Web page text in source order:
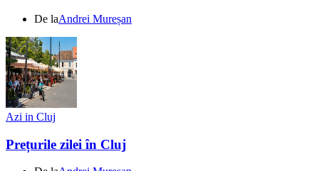
De laAndrei Mureșan
Azi in Cluj
Prețurile zilei în Cluj